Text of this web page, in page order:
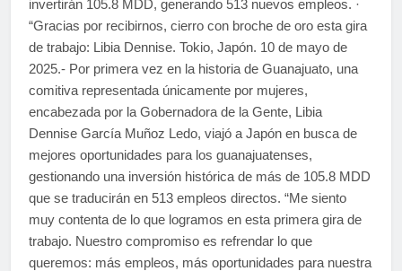
invertirán 105.8 MDD, generando 513 nuevos empleos. ·
“Gracias por recibirnos, cierro con broche de oro esta gira
de trabajo: Libia Dennise. Tokio, Japón. 10 de mayo de
2025.- Por primera vez en la historia de Guanajuato, una
comitiva representada únicamente por mujeres,
encabezada por la Gobernadora de la Gente, Libia
Dennise García Muñoz Ledo, viajó a Japón en busca de
mejores oportunidades para los guanajuatenses,
gestionando una inversión histórica de más de 105.8 MDD
que se traducirán en 513 empleos directos. “Me siento
muy contenta de lo que logramos en esta primera gira de
trabajo. Nuestro compromiso es refrendar lo que
queremos: más empleos, más oportunidades para nuestra